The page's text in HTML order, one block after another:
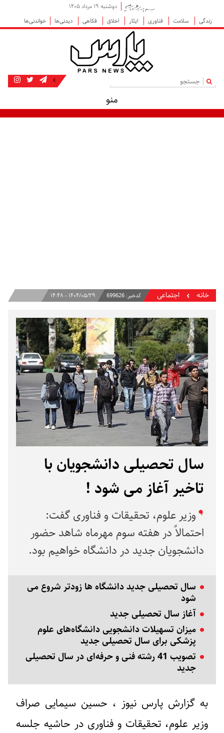
دوشنبه ۱۹ مرداد ۱۴۰۵
زندگی
سلامت فناوری ایثار اخلاق فکاهی دیدنی‌ها خواندنی‌ها
|
منو
خانه اجتماعی کدخبر:699626 ۱۴۰۴/۰۵/۲۹ - ۱۴:۴۸
سال تحصیلی دانشجویان با
تاخیر آغاز می شود !
وزیر علوم، تحقیقات و فناوری گفت:
احتمالاً در هفته سوم مهرماه شاهد حضور
دانشجویان جدید در دانشگاه خواهیم بود.
سال تحصیلی جدید دانشگاه ها زودتر شروع می
شود
آغاز سال تحصیلی جدید
میزان تسهیلات دانشجویی دانشگاه‌های علوم
پزشکی برای سال تحصیلی جدید
تصویب 41 رشته فنی و حرفه‌ای در سال تحصیلی
جدید
به گزارش پارس نیوز ، حسین سیمایی صراف
وزیر علوم، تحقیقات و فناوری در حاشیه جلسه